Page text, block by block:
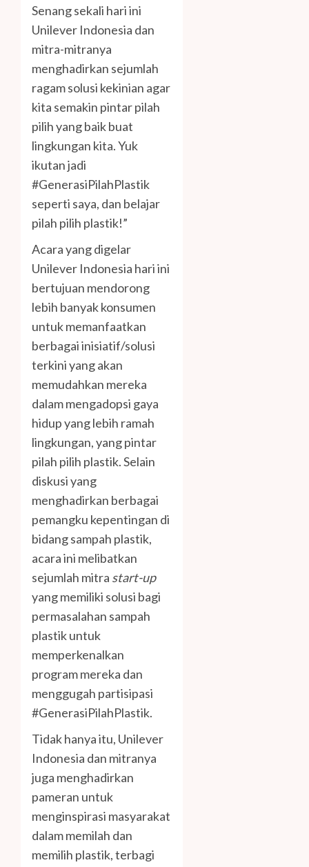
Senang sekali hari ini
Unilever Indonesia dan
mitra-mitranya
menghadirkan sejumlah
ragam solusi kekinian agar
kita semakin pintar pilah
pilih yang baik buat
lingkungan kita. Yuk
ikutan jadi
#GenerasiPilahPlastik
seperti saya, dan belajar
pilah pilih plastik!”
Acara yang digelar
Unilever Indonesia hari ini
bertujuan mendorong
lebih banyak konsumen
untuk memanfaatkan
berbagai inisiatif/solusi
terkini yang akan
memudahkan mereka
dalam mengadopsi gaya
hidup yang lebih ramah
lingkungan, yang pintar
pilah pilih plastik. Selain
diskusi yang
menghadirkan berbagai
pemangku kepentingan di
bidang sampah plastik,
acara ini melibatkan
sejumlah mitra start-up
yang memiliki solusi bagi
permasalahan sampah
plastik untuk
memperkenalkan
program mereka dan
menggugah partisipasi
#GenerasiPilahPlastik.
Tidak hanya itu, Unilever
Indonesia dan mitranya
juga menghadirkan
pameran untuk
menginspirasi masyarakat
dalam memilah dan
memilih plastik, terbagi